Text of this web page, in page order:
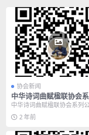
协会新闻
中华诗词曲赋楹联协会
益讲座第二讲将本周日
1月28日下午开讲
中华诗词曲赋楹联协会系列
座第二讲将本周日2024年1月
下午开讲
2 年前